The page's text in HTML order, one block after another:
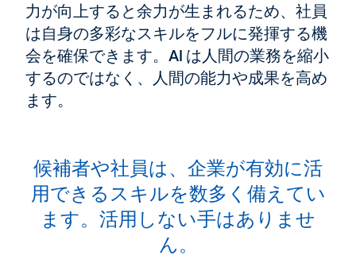
力が向上すると余力が生まれるため、社員
は自身の多彩なスキルをフルに発揮する機
会を確保できます。AI は人間の業務を縮小
するのではなく、人間の能力や成果を高め
ます。
候補者や社員は、企業が有効に活
用できるスキルを数多く備えてい
ます。活用しない手はありませ
ん。